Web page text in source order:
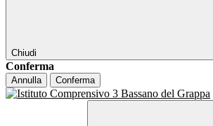
Chiudi
Conferma
Annulla Conferma